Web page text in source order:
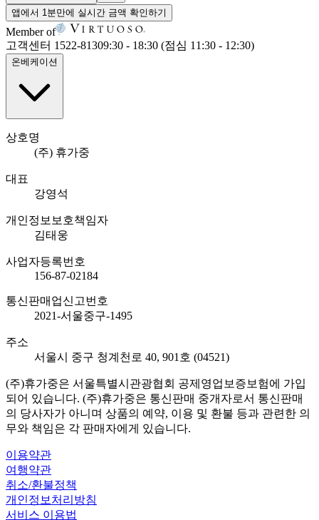
앱에서 1분만에 실시간 금액 확인하기
Member of
고객센터 1522-81309:30 - 18:30 (점심 11:30 - 12:30)
온베케이션
상호명
(주) 휴가중
대표
강영석
개인정보보호책임자
김태웅
사업자등록번호
156-87-02184
통신판매업신고번호
2021-서울중구-1495
주소
서울시 중구 청계천로 40, 901호 (04521)
(주)휴가중은 서울특별시관광협회 공제영업보증보험에 가입
되어 있습니다. (주)휴가중은 통신판매 중개자로서 통신판매
의 당사자가 아니며 상품의 예약, 이용 및 환불 등과 관련한 의
무와 책임은 각 판매자에게 있습니다.
이용약관
여행약관
취소/환불정책
개인정보처리방침
서비스 이용법